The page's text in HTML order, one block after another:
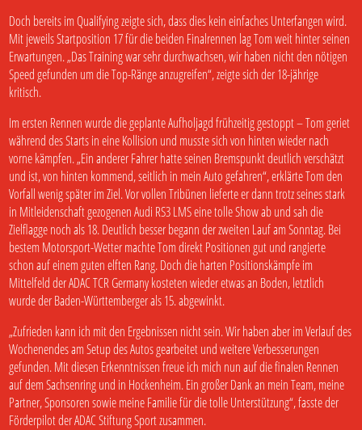
Doch bereits im Qualifying zeigte sich, dass dies kein einfaches Unterfangen wird.
Mit jeweils Startposition 17 für die beiden Finalrennen lag Tom weit hinter seinen
Erwartungen. „Das Training war sehr durchwachsen, wir haben nicht den nötigen
Speed gefunden um die Top-Ränge anzugreifen“, zeigte sich der 18-jährige
kritisch.
Im ersten Rennen wurde die geplante Aufholjagd frühzeitig gestoppt – Tom geriet
während des Starts in eine Kollision und musste sich von hinten wieder nach
vorne kämpfen. „Ein anderer Fahrer hatte seinen Bremspunkt deutlich verschätzt
und ist, von hinten kommend, seitlich in mein Auto gefahren“, erklärte Tom den
Vorfall wenig später im Ziel. Vor vollen Tribünen lieferte er dann trotz seines stark
in Mitleidenschaft gezogenen Audi RS3 LMS eine tolle Show ab und sah die
Zielflagge noch als 18. Deutlich besser begann der zweiten Lauf am Sonntag. Bei
bestem Motorsport-Wetter machte Tom direkt Positionen gut und rangierte
schon auf einem guten elften Rang. Doch die harten Positionskämpfe im
Mittelfeld der ADAC TCR Germany kosteten wieder etwas an Boden, letztlich
wurde der Baden-Württemberger als 15. abgewinkt.
„Zufrieden kann ich mit den Ergebnissen nicht sein. Wir haben aber im Verlauf des
Wochenendes am Setup des Autos gearbeitet und weitere Verbesserungen
gefunden. Mit diesen Erkenntnissen freue ich mich nun auf die finalen Rennen
auf dem Sachsenring und in Hockenheim. Ein großer Dank an mein Team, meine
Partner, Sponsoren sowie meine Familie für die tolle Unterstützung“, fasste der
Förderpilot der ADAC Stiftung Sport zusammen.